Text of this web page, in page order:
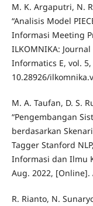
M. K. Argaputri, N.
“Analisis Model
Informasi Meeting
ILKOMNIKA:
Informatics E, vol.
10.28926/
M. A. Taufan, D. S.
“Pengembangan
berdasarkan
Tagger Stanford
Informasi dan Ilmu
Aug. 2022, [Online].
R. Rianto, N.